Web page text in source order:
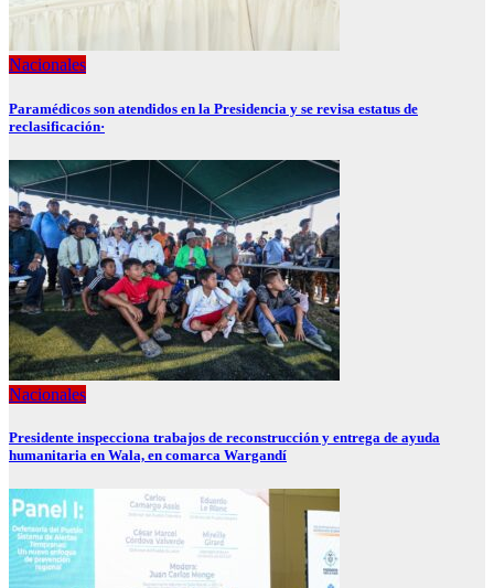
Nacionales
Paramédicos son atendidos en la Presidencia y se revisa estatus de
reclasificación·
Nacionales
Presidente inspecciona trabajos de reconstrucción y entrega de ayuda
humanitaria en Wala, en comarca Wargandí